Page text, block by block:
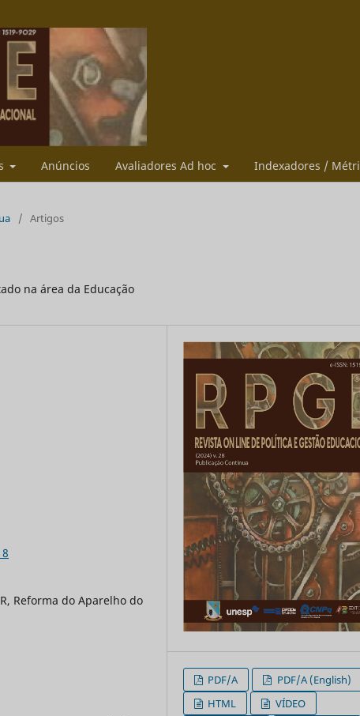
Anúncios Avaliadores Ad hoc Indexadores /
/ Artigos
na área da Educação
Reforma do Aparelho do
PDF/A
PDF/A (English)
HTML
VÍDEO